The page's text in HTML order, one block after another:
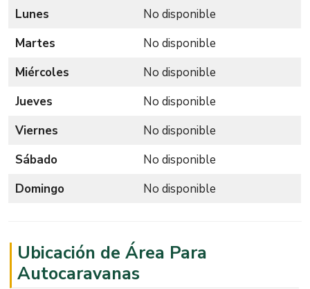
Lunes
No disponible
Martes
No disponible
Miércoles
No disponible
Jueves
No disponible
Viernes
No disponible
Sábado
No disponible
Domingo
No disponible
Ubicación de Área Para
Autocaravanas